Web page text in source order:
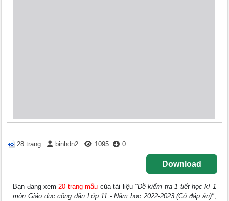
28 trang binhdn2 1095 0
Download
Bạn đang xem20 trang mẫu của tài liệu "Đề kiểm tra 1 tiết học kì 1
môn Giáo dục công dân Lớp 11 - Năm học 2022-2023 (Có đáp án)",